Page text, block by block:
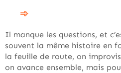
Il manque les questions, et
souvent la même histoire en
la feuille de route, on
on avance ensemble, mais